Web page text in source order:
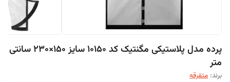
پرده مدل پلاستیکی مگنتیک کد 10150 سایز 150×230 سانتی
متر
برند: متفرقه